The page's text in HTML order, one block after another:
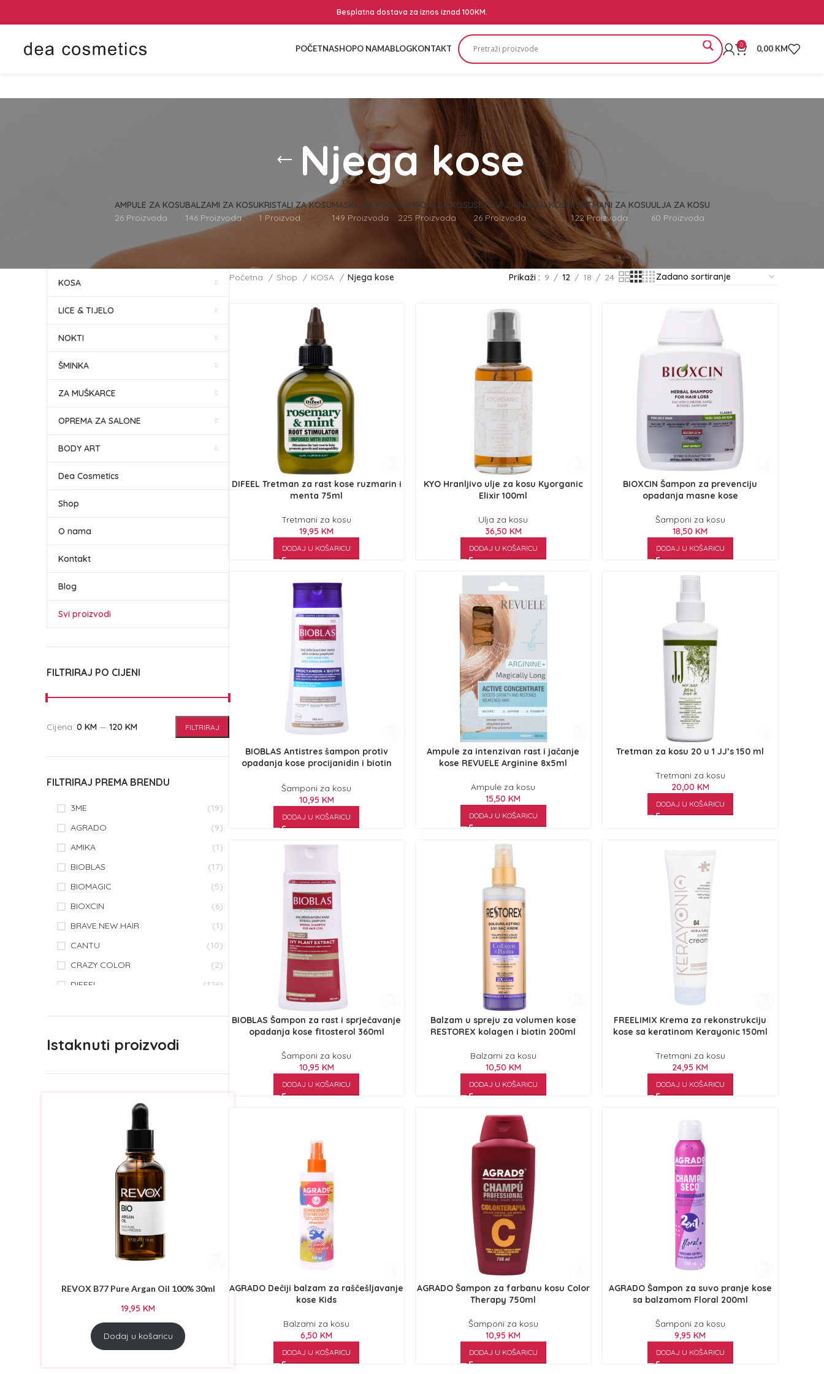
Besplatna dostava za iznos iznad 100KM.
POČETNASHOPO NAMABLOGKONTAKT 0 0,00 KM
Njega kose
AMPULE ZA KOSU
26 Proizvoda
BALZAMI ZA KOSU
146 Proizvoda
KRISTALI ZA KOSU
1 Proizvod
MASKE ZA KOSU
149 Proizvoda
ŠAMPONI ZA KOSU
225 Proizvoda
SETOVI ZA NJEGU KOSE
26 Proizvoda
TRETMANI ZA KOSU
122 Proizvoda
ULJA ZA KOSU
60 Proizvoda
KOSA
LICE & TIJELO
NOKTI
ŠMINKA
ZA MUŠKARCE
OPREMA ZA SALONE
BODY ART
Dea Cosmetics
Shop
O nama
Kontakt
Blog
Svi proizvodi
FILTRIRAJ PO CIJENI
FILTRIRAJ
Cijena: 0 KM — 120 KM
FILTRIRAJ PREMA BRENDU
3ME
(19)
AGRADO
(9)
AMIKA
(1)
BIOBLAS
(17)
BIOMAGIC
(5)
BIOXCIN
(6)
BRAVE.NEW.HAIR
(1)
CANTU
(10)
CRAZY COLOR
(2)
DIFEEL
(126)
HAIR CHEMIST
MACADAMIA
REVUELE
Istaknuti proizvodi
REVOX B77 Pure Argan Oil 100% 30ml
19,95 KM
Dodaj u košaricu
Početna Shop KOSA Njega kose Prikaži 9 12 18 24
DIFEEL Tretman za rast kose ruzmarin i
menta 75ml
Tretmani za kosu
19,95KM
DODAJ U KOŠARICU
KYO Hranljivo ulje za kosu Kyorganic
Elixir 100ml
Ulja za kosu
36,50 KM
DODAJ U KOŠARICU
BIOXCIN Šampon za prevenciju
opadanja masne kose
Šamponi za kosu
18,50KM
DODAJ U KOŠARICU
BIOBLAS Antistres šampon protiv
opadanja kose procijanidin i biotin
Šamponi za kosu
10,95 KM
DODAJ U KOŠARICU
Ampule za intenzivan rast i jačanje
kose REVUELE Arginine 8x5ml
Ampule za kosu
15,50KM
DODAJ U KOŠARICU
Tretman za kosu 20 u 1 JJ’s 150 ml
Tretmani za kosu
20,00 KM
DODAJ U KOŠARICU
BIOBLAS Šampon za rast i sprječavanje
opadanja kose fitosterol 360ml
Šamponi za kosu
10,95 KM
DODAJ U KOŠARICU
Balzam u spreju za volumen kose
RESTOREX kolagen i biotin 200ml
Balzami za kosu
10,50 KM
DODAJ U KOŠARICU
FREELIMIX Krema za rekonstrukciju
kose sa keratinom Kerayonic 150ml
Tretmani za kosu
24,95KM
DODAJ U KOŠARICU
AGRADO Dečiji balzam za raščešljavanje
kose Kids
Balzami za kosu
6,50KM
DODAJ U KOŠARICU
AGRADO Šampon za farbanu kosu Color
Therapy 750ml
Šamponi za kosu
10,95KM
DODAJ U KOŠARICU
AGRADO Šampon za suvo pranje kose
sa balzamom Floral 200ml
Šamponi za kosu
9,95KM
DODAJ U KOŠARICU